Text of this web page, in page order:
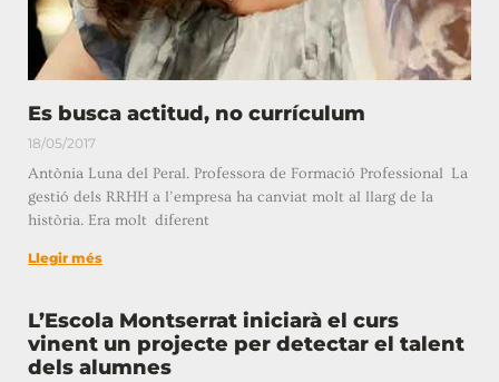
Es busca actitud, no currículum
18/05/2017
Antònia Luna del Peral. Professora de Formació Professional La
gestió dels RRHH a l’empresa ha canviat molt al llarg de la
història. Era molt diferent
Llegir més
L’Escola Montserrat iniciarà el curs
vinent un projecte per detectar el talent
dels alumnes